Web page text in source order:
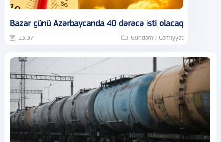
Bazar günü Azərbaycanda 40 dərəcə isti olacaq
13:37 Gündəm / Cəmiyyət